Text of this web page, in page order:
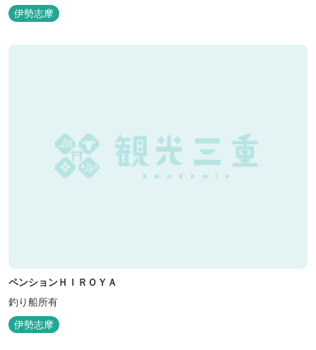
伊勢志摩
ペンションＨＩＲＯＹＡ
釣り船所有
伊勢志摩